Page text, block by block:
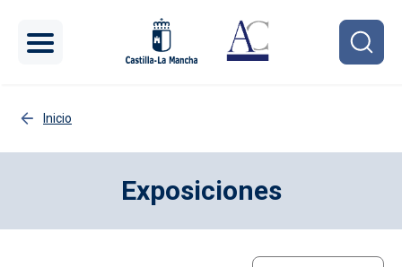
Inicio
Exposiciones